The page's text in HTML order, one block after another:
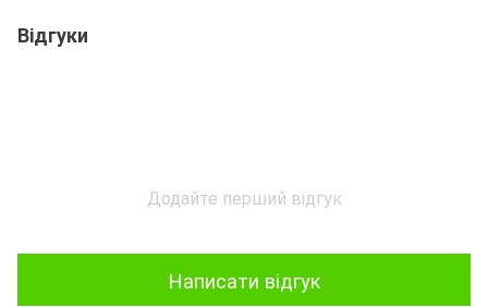
Відгуки
Додайте перший відгук
Написати відгук